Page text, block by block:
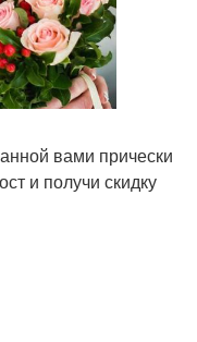
вами прически
и получи скидку